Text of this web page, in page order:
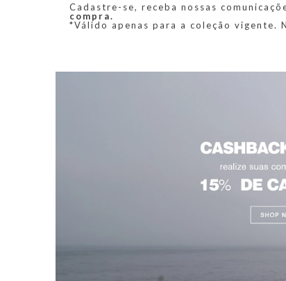
Cadastre-se, receba nossas
compra.
*Válido apenas para a coleção vigente.